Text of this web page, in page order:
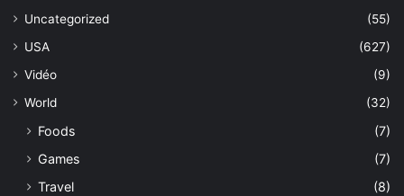
Uncategorized
(55)
USA
(627)
Vidéo
(9)
World
(32)
Foods
(7)
Games
(7)
Travel
(8)